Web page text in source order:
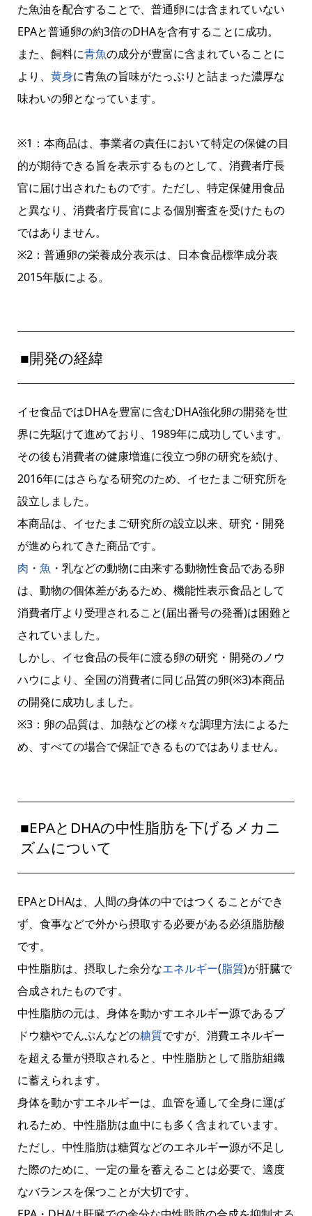
た魚油を配合することで、普通卵には含まれていない
EPAと普通卵の約3倍のDHAを含有することに成功。
また、飼料に青魚の成分が豊富に含まれていることに
より、 黄身に青魚の旨味がたっぷりと詰まった濃厚な
味わいの卵となっています。
※1：本商品は、事業者の責任において特定の保健の目
的が期待できる旨を表示するものとして、消費者庁長
官に届け出されたものです。ただし、特定保健用食品
と異なり、消費者庁長官による個別審査を受けたもの
ではありません。
※2：普通卵の栄養成分表示は、日本食品標準成分表
2015年版による。
■開発の経緯
イセ食品ではDHAを豊富に含むDHA強化卵の開発を世
界に先駆けて進めており、1989年に成功しています。
その後も消費者の健康増進に役立つ卵の研究を続け、
2016年にはさらなる研究のため、イセたまご研究所を
設立しました。
本商品は、イセたまご研究所の設立以来、研究・開発
が進められてきた商品です。
肉 ・ 魚 ・乳などの動物に由来する動物性食品である卵
は、動物の個体差があるため、機能性表示食品として
消費者庁より受理されること(届出番号の発番)は困難と
されていました。
しかし、イセ食品の長年に渡る卵の研究・開発のノウ
ハウにより、全国の消費者に同じ品質の卵(※3)本商品
の開発に成功しました。
※3：卵の品質は、加熱などの様々な調理方法によるた
め、すべての場合で保証できるものではありません。
■EPAとDHAの中性脂肪を下げるメカニ
ズムについて
EPAとDHAは、人間の身体の中ではつくることができ
ず、食事などで外から摂取する必要がある必須脂肪酸
です。
中性脂肪は、摂取した余分なエネルギー(脂質)が肝臓で
合成されたものです。
中性脂肪の元は、身体を動かすエネルギー源であるブ
ドウ糖やでんぷんなどの糖質ですが、消費エネルギー
を超える量が摂取されると、中性脂肪として脂肪組織
に蓄えられます。
身体を動かすエネルギーは、血管を通して全身に運ば
れるため、中性脂肪は血中にも多く含まれています。
ただし、中性脂肪は糖質などのエネルギー源が不足し
た際のために、一定の量を蓄えることは必要で、適度
なバランスを保つことが大切です。